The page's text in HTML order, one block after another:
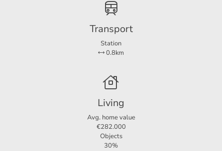
Transport
Station
0.8km
Living
Avg. home value
€282.000
Objects
30%